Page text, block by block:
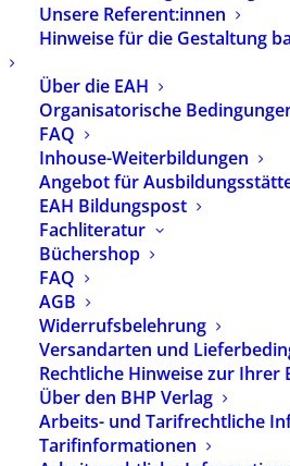
Unsere Referent:innen
Hinweise für die Gestaltung
Über die EAH
Organisatorische
FAQ
Inhouse-Weiterbildungen
Angebot für
EAH Bildungspost
Fachliteratur
Büchershop
FAQ
AGB
Widerrufsbelehrung
Versandarten und
Rechtliche Hinweise zur Ihrer
Über den BHP Verlag
Arbeits- und Tarifrechtliche
Tarifinformationen
bw@bhponline.de
Immer auf dem
Abonnieren Sie
Zur Newsletter-